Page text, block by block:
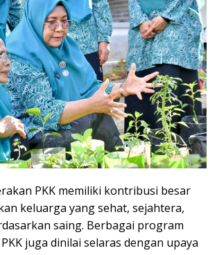
PKK memiliki kontribusi besar
keluarga yang sehat, sejahtera,
saing. Berbagai program
juga dinilai selaras dengan upaya